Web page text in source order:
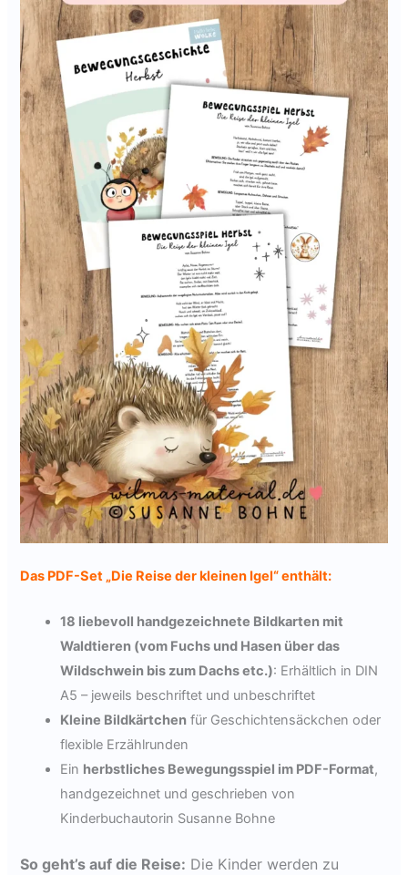
Das PDF-Set „Die Reise der kleinen Igel“ enthält:
18 liebevoll handgezeichnete Bildkarten mit
Waldtieren (vom Fuchs und Hasen über das
Wildschwein bis zum Dachs etc.): Erhältlich in DIN
A5 – jeweils beschriftet und unbeschriftet
Kleine Bildkärtchen für Geschichtensäckchen oder
flexible Erzählrunden
Ein herbstliches Bewegungsspiel im PDF-Format,
handgezeichnet und geschrieben von
Kinderbuchautorin Susanne Bohne
So geht’s auf die Reise: Die Kinder werden zu